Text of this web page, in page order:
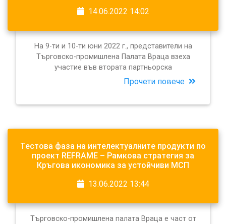
14.06.2022 14:02
На 9-ти и 10-ти юни 2022 г., представители на
Търговско-промишлена Палата Враца взеха
участие във втората партньорска
Прочети повече
Тестова фаза на интелектуалните продукти по
проект REFRAME – Рамкова стратегия за
Кръгова икономика за устойчиви МСП
13.06.2022 13:44
Търговско-промишлена палата Враца е част от